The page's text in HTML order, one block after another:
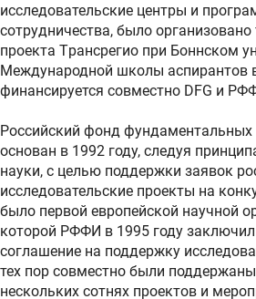
исследовательские центры и
сотрудничества, было
проекта Tрансрегио при Боннском
Международной школы аспирантов
финансируется совместно DFG и
Российский фонд фундаментальных
основан в 1992 году, следуя
науки, с целью поддержки заявок
исследовательские проекты на
было первой европейской научной
которой РФФИ в 1995 году
соглашение на поддержку
тех пор совместно были
нескольких сотнях проектов и